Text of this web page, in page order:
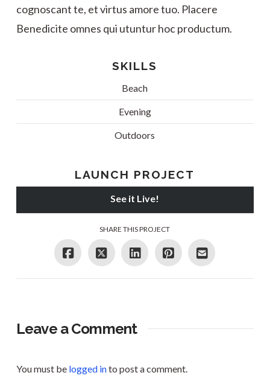
cognoscant te, et virtus amore tuo. Placere
Benedicite omnes qui utuntur hoc productum.
SKILLS
Beach
Evening
Outdoors
LAUNCH PROJECT
See it Live!
SHARE THIS PROJECT
Leave a Comment
You must be logged into post a comment.